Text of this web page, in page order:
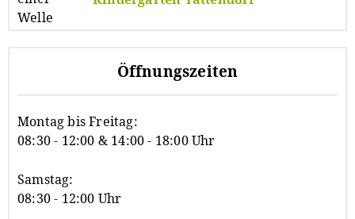
Öffnungszeiten
Montag bis Freitag:
08:30 - 12:00 & 14:00 - 18:00 Uhr
Samstag:
08:30 - 12:00 Uhr